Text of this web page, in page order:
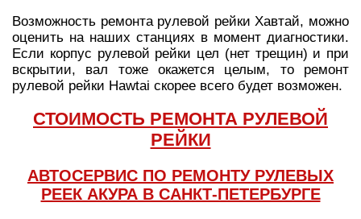
Возможность ремонта рулевой рейки Хавтай, можно
оценить на наших станциях в момент диагностики.
Если корпус рулевой рейки цел (нет трещин) и при
вскрытии, вал тоже окажется целым, то ремонт
рулевой рейки Hawtai скорее всего будет возможен.
СТОИМОСТЬ РЕМОНТА РУЛЕВОЙ
РЕЙКИ
АВТОСЕРВИС ПО РЕМОНТУ РУЛЕВЫХ
РЕЕК АКУРА В САНКТ-ПЕТЕРБУРГЕ